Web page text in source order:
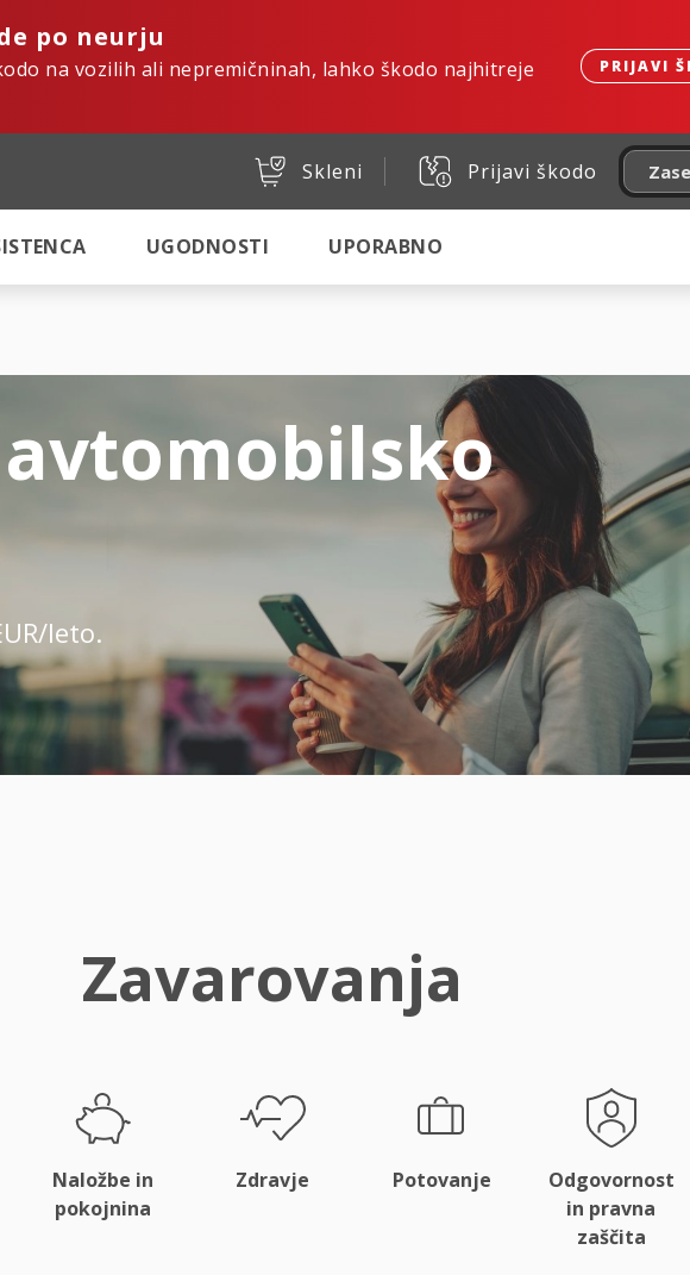
po neurju
na vozilih ali nepremičninah, lahko škodo najhitreje
PRIJAVI
Skleni Prijavi škodo
UGODNOSTI UPORABNO
leto.
Zavarovanja
Naložbe in
pokojnina
Zdravje Potovanje
Odgovornost
in pravna
zaščita